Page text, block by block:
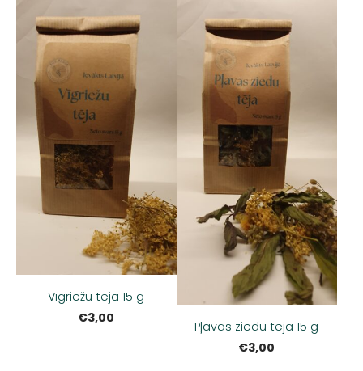
Vīgriežu tēja 15 g
€3,00
Pļavas ziedu tēja 15 g
€3,00